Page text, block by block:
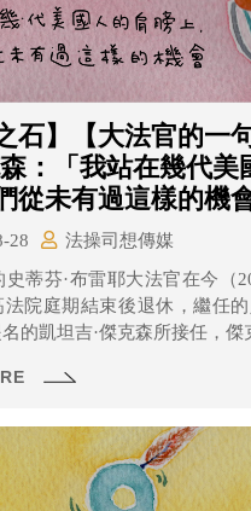
石】【大法官的一
：「我站在幾代美
從未有過這樣的機會
28
法操司想傳媒
史蒂芬·布雷耶大法官在今（
法院庭期結束後退休，繼任
的凱坦吉·傑克森所接任，傑
下歷史新的一頁。